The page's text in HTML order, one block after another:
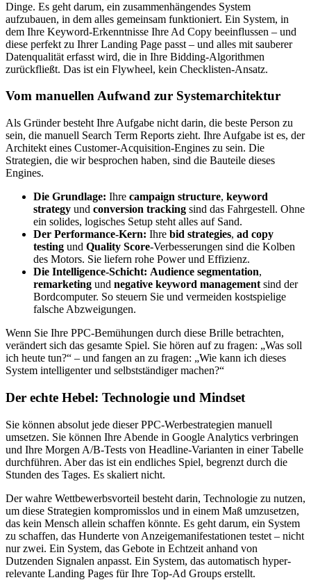
Dinge. Es geht darum, ein zusammenhängendes System
aufzubauen, in dem alles gemeinsam funktioniert. Ein System, in
dem Ihre Keyword-Erkenntnisse Ihre Ad Copy beeinflussen – und
diese perfekt zu Ihrer Landing Page passt – und alles mit sauberer
Datenqualität erfasst wird, die in Ihre Bidding-Algorithmen
zurückfließt. Das ist ein Flywheel, kein Checklisten-Ansatz.
Vom manuellen Aufwand zur Systemarchitektur
Als Gründer besteht Ihre Aufgabe nicht darin, die beste Person zu
sein, die manuell Search Term Reports zieht. Ihre Aufgabe ist es, der
Architekt eines Customer-Acquisition-Engines zu sein. Die
Strategien, die wir besprochen haben, sind die Bauteile dieses
Engines.
Die Grundlage: Ihre campaign structure, keyword
strategy und conversion tracking sind das Fahrgestell. Ohne
ein solides, logisches Setup steht alles auf Sand.
Der Performance-Kern: Ihre bid strategies, ad copy
testing und Quality Score-Verbesserungen sind die Kolben
des Motors. Sie liefern rohe Power und Effizienz.
Die Intelligence-Schicht: Audience segmentation,
remarketing und negative keyword management sind der
Bordcomputer. So steuern Sie und vermeiden kostspielige
falsche Abzweigungen.
Wenn Sie Ihre PPC-Bemühungen durch diese Brille betrachten,
verändert sich das gesamte Spiel. Sie hören auf zu fragen: „Was soll
ich heute tun?“ – und fangen an zu fragen: „Wie kann ich dieses
System intelligenter und selbstständiger machen?“
Der echte Hebel: Technologie und Mindset
Sie können absolut jede dieser PPC-Werbestrategien manuell
umsetzen. Sie können Ihre Abende in Google Analytics verbringen
und Ihre Morgen A/B-Tests von Headline-Varianten in einer Tabelle
durchführen. Aber das ist ein endliches Spiel, begrenzt durch die
Stunden des Tages. Es skaliert nicht.
Der wahre Wettbewerbsvorteil besteht darin, Technologie zu nutzen,
um diese Strategien kompromisslos und in einem Maß umzusetzen,
das kein Mensch allein schaffen könnte. Es geht darum, ein System
zu schaffen, das Hunderte von Anzeigemanifestationen testet – nicht
nur zwei. Ein System, das Gebote in Echtzeit anhand von
Dutzenden Signalen anpasst. Ein System, das automatisch hyper-
relevante Landing Pages für Ihre Top-Ad Groups erstellt.